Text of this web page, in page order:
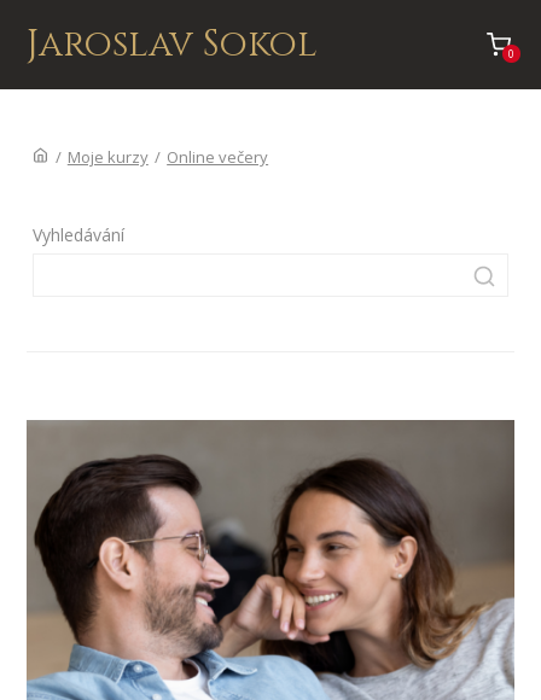
Jaroslav Sokol 0
/ Moje kurzy / Online večery
Vyhledávání